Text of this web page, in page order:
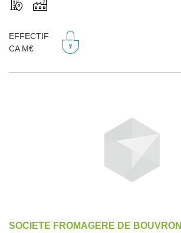
EFFECTIF
CA M€
SOCIETE FROMAGERE DE BOUVRON